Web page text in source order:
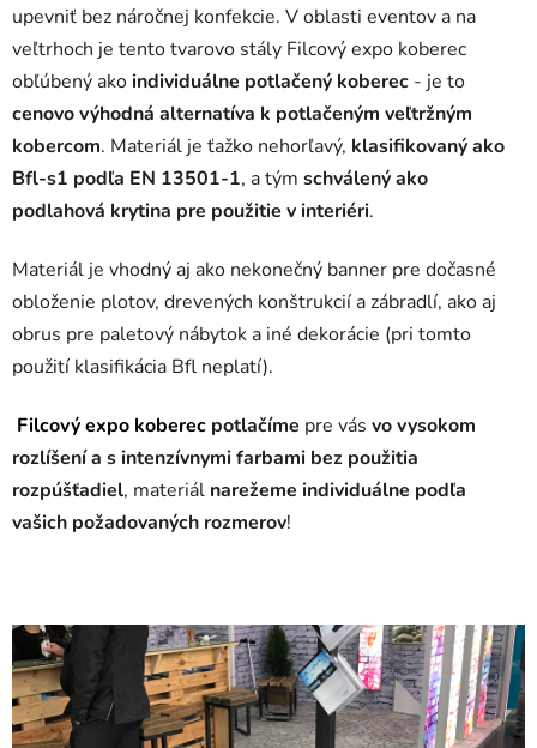
upevniť bez náročnej konfekcie. V oblasti eventov a na
veľtrhoch je tento tvarovo stály Filcový expo koberec
obľúbený akoindividuálne potlačený koberec - je to
cenovo výhodná alternatíva k potlačeným veľtržným
kobercom. Materiál je ťažko nehorľavý, klasifikovaný ako
Bfl-s1 podľa EN 13501-1, a tým schválený ako
podlahová krytina pre použitie v interiéri.
Materiál je vhodný aj ako nekonečný banner pre dočasné
obloženie plotov, drevených konštrukcií a zábradlí, ako aj
obrus pre paletový nábytok a iné dekorácie (pri tomto
použití klasifikácia Bfl neplatí).
Filcový expo koberec potlačíme pre vás vo vysokom
rozlíšení a s intenzívnymi farbami bez použitia
rozpúšťadiel, materiál narežeme individuálne podľa
vašich požadovaných rozmerov!